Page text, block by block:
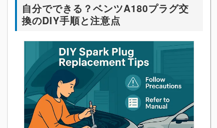
自分でできる？ベンツA180プラグ交
換のDIY手順と注意点